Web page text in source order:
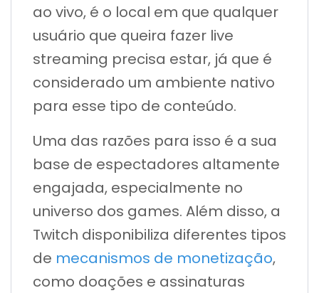
ao vivo, é o local em que qualquer
usuário que queira fazer live
streaming precisa estar, já que é
considerado um ambiente nativo
para esse tipo de conteúdo.
Uma das razões para isso é a sua
base de espectadores altamente
engajada, especialmente no
universo dos games. Além disso, a
Twitch disponibiliza diferentes tipos
de mecanismos de monetização,
como doações e assinaturas